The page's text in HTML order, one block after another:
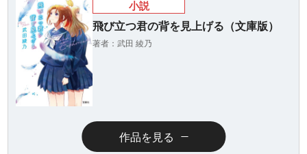
小説
飛び立つ君の背を見上げる（文庫版）
著者：武田 綾乃
作品を見る